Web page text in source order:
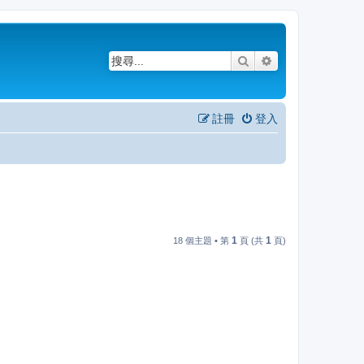
搜尋
登入
註冊
18 個主題 • 第 1 頁 (共 1 頁)